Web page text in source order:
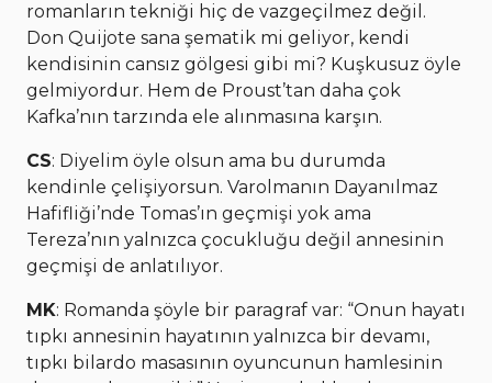
romanların tekniği hiç de vazgeçilmez değil.
Don Quijote sana şematik mi geliyor, kendi
kendisinin cansız gölgesi gibi mi? Kuşkusuz öyle
gelmiyordur. Hem de Proust’tan daha çok
Kafka’nın tarzında ele alınmasına karşın.
CS: Diyelim öyle olsun ama bu durumda
kendinle çelişiyorsun. Varolmanın Dayanılmaz
Hafifliği’nde Tomas’ın geçmişi yok ama
Tereza’nın yalnızca çocukluğu değil annesinin
geçmişi de anlatılıyor.
MK: Romanda şöyle bir paragraf var: “Onun hayatı
tıpkı annesinin hayatının yalnızca bir devamı,
tıpkı bilardo masasının oyuncunun hamlesinin